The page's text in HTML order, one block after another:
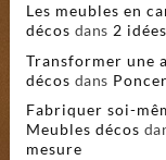
Les meubles en
décos dans 2
Transformer une
décos dans
Fabriquer soi-
Meubles décos
mesure